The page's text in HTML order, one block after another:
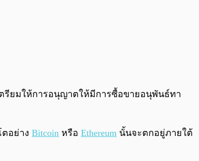
0:00
ตรียมให้การอนุญาตให้มีการซื้อขายอนุพันธ์ทา
อย่าง Bitcoin หรือ Ethereum นั้นจะตกอยู่ภายใต้